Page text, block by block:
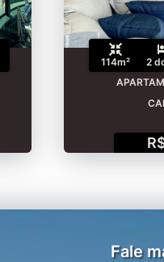
114m² 2
Fale